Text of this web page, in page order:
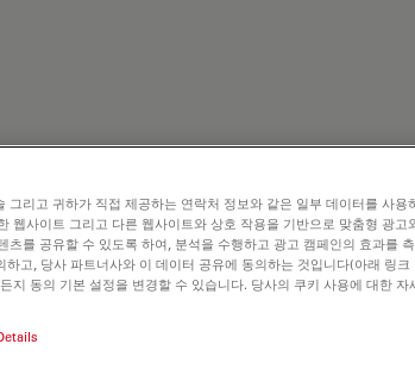
그리고 귀하가 직접 제공하는 연락처 정보와 같은 일부 데이터를 사용
웹사이트 그리고 다른 웹사이트와 상호 작용을 기반으로 맞춤형 광고
츠를 공유할 수 있도록 하여, 분석을 수행하고 광고 캠페인의 효과를
고, 당사 파트너사와 이 데이터 공유에 동의하는 것입니다(아래 링크
지 동의 기본 설정을 변경할 수 있습니다. 당사의 쿠키 사용에 대한 자